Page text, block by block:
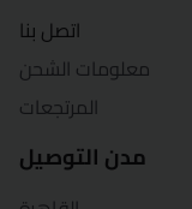
اتصل بنا
معلومات الشحن
المرتجعات
مدن التوصيل